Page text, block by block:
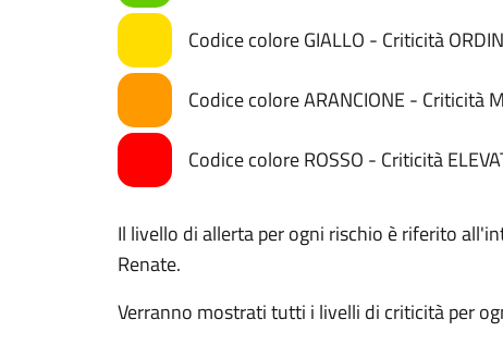
Codice colore GIALLO - Criticità
Codice colore ARANCIONE - Criticità
Codice colore ROSSO - Criticità
Il livello di allerta per ogni rischio è riferito
Renate.
Verranno mostrati tutti i livelli di criticità per